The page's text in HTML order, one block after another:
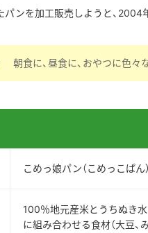
ンを加工販売しようと、2004
朝食に、昼食に、おやつに色々
こめっ娘パン（こめっこぱん）
100％地元産米とうちぬき
に組み合わせる食材（大豆、